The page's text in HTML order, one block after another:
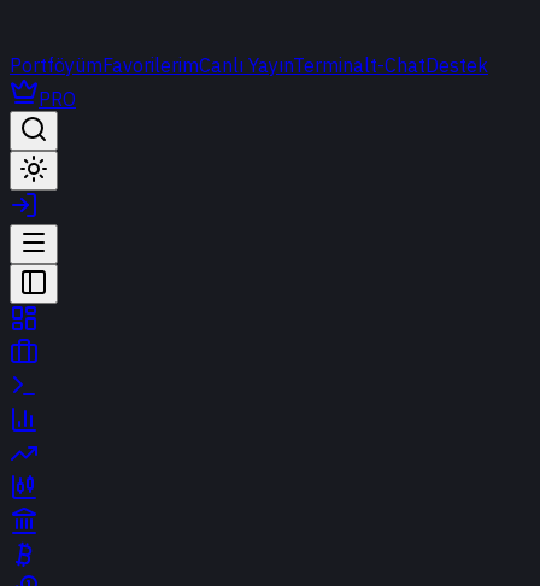
PortföyümFavorilerimCanlı YayınTerminalt-ChatDestek
PRO